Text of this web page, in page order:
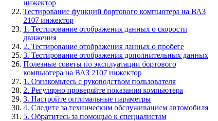
инжектор
Тестирование функций бортового компьютера на ВАЗ
2107 инжектор
1. Тестирование отображения данных о скорости
движения
2. Тестирование отображения данных о пробеге
3. Тестирование отображения дополнительных данных
Полезные советы по эксплуатации бортового
компьютера на ВАЗ 2107 инжектор
1. Ознакомьтесь с руководством пользователя
2. Регулярно проверяйте показания компьютера
3. Настройте оптимальные параметры
4. Следите за техническим обслуживанием автомобиля
5. Обратитесь за помощью к специалистам